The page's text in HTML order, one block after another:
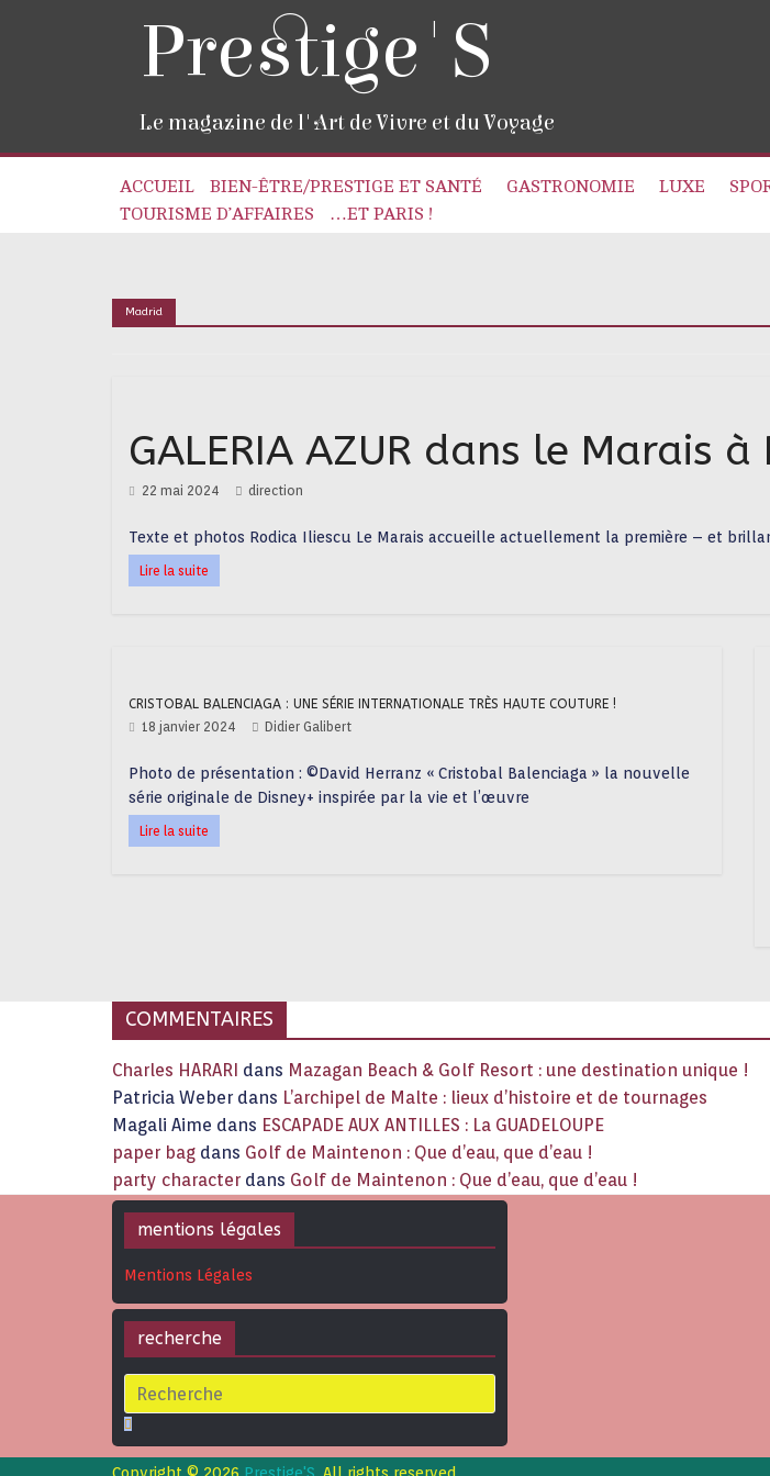
Prestige'S
Le magazine de l'Art de Vivre et du Voyage
ACCUEIL BIEN-ÊTRE/PRESTIGE ET SANTÉ GASTRONOMIE LUXE
TOURISME D’AFFAIRES
…ET PARIS !
Madrid
GALERIA AZUR dans le Marais à
22 mai 2024 direction
Texte et photos Rodica Iliescu Le Marais accueille actuellement la première – et
Lire la suite
CRISTOBAL BALENCIAGA : UNE SÉRIE INTERNATIONALE TRÈS HAUTE COUTURE !
18 janvier 2024 Didier Galibert
Photo de présentation : ©David Herranz « Cristobal Balenciaga » la nouvelle
série originale de Disney+ inspirée par la vie et l’œuvre
Lire la suite
COMMENTAIRES
Charles HARARI dans Mazagan Beach & Golf Resort : une destination unique !
Patricia Weber dans L’archipel de Malte : lieux d’histoire et de tournages
Magali Aime dans ESCAPADE AUX ANTILLES : La GUADELOUPE
paper bag dans Golf de Maintenon : Que d’eau, que d’eau !
party character dans Golf de Maintenon : Que d’eau, que d’eau !
mentions légales
Mentions Légales
recherche